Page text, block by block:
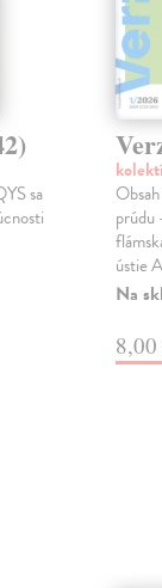
sa
prúdu
ústie
Na